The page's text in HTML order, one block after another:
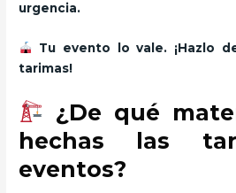
urgencia.
Tu evento lo vale. ¡Hazlo
tarimas!
¿De qué
hechas las
eventos?